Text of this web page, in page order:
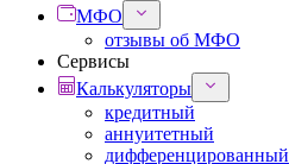
МФО
отзывы об МФО
Сервисы
Калькуляторы
кредитный
аннуитетный
дифференцированный